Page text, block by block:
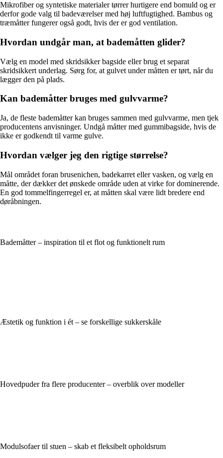
Mikrofiber og syntetiske materialer tørrer hurtigere end bomuld og er
derfor gode valg til badeværelser med høj luftfugtighed. Bambus og
træmåtter fungerer også godt, hvis der er god ventilation.
Hvordan undgår man, at bademåtten glider?
Vælg en model med skridsikker bagside eller brug et separat
skridsikkert underlag. Sørg for, at gulvet under måtten er tørt, når du
lægger den på plads.
Kan bademåtter bruges med gulvvarme?
Ja, de fleste bademåtter kan bruges sammen med gulvvarme, men tjek
producentens anvisninger. Undgå måtter med gummibagside, hvis de
ikke er godkendt til varme gulve.
Hvordan vælger jeg den rigtige størrelse?
Mål området foran brusenichen, badekarret eller vasken, og vælg en
måtte, der dækker det ønskede område uden at virke for dominerende.
En god tommelfingerregel er, at måtten skal være lidt bredere end
døråbningen.
Bademåtter – inspiration til et flot og funktionelt rum
Æstetik og funktion i ét – se forskellige sukkerskåle
Hovedpuder fra flere producenter – overblik over modeller
Modulsofaer til stuen – skab et fleksibelt opholdsrum